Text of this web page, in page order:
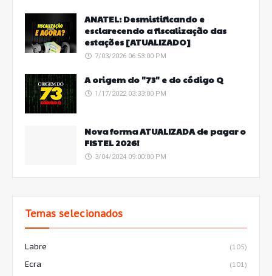
ANATEL: Desmistificando e
esclarecendo a fiscalização das
estações [ATUALIZADO]
7/03/2026 06:53:00 PM
A origem do "73" e do código Q
1/17/2022 03:33:00 PM
Nova forma ATUALIZADA de pagar o
FISTEL 2026!
3/04/2024 09:00:00 PM
Temas selecionados
Labre (105)
Ecra (101)